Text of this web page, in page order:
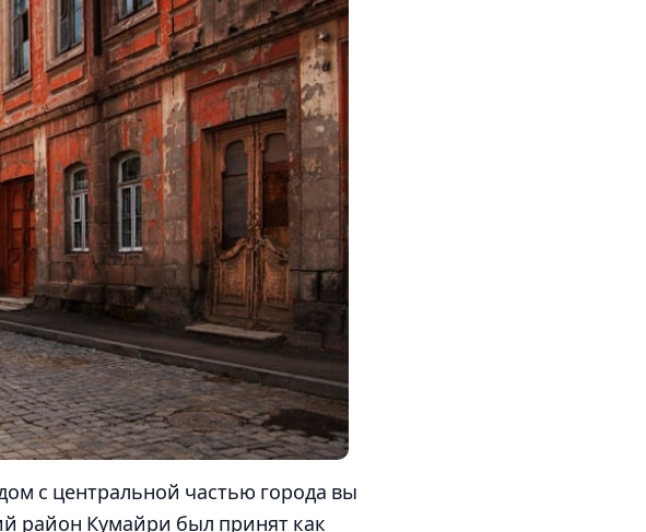
с центральной частью города вы
район Кумайри был принят как